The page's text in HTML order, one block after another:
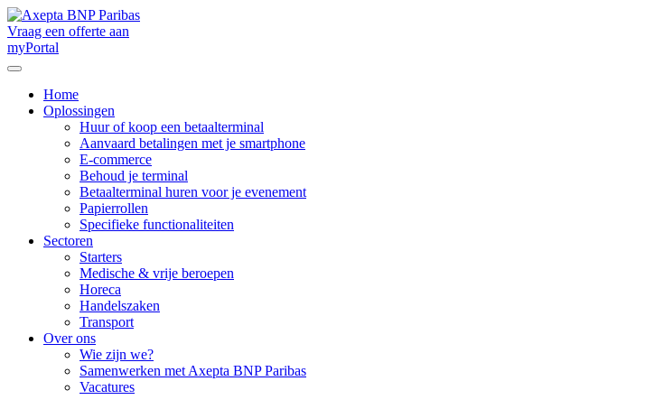
Vraag een offerte aan
myPortal
Home
Oplossingen
Huur of koop een betaalterminal
Aanvaard betalingen met je smartphone
E-commerce
Behoud je terminal
Betaalterminal huren voor je evenement
Papierrollen
Specifieke functionaliteiten​
Sectoren
Starters
Medische & vrije beroepen
Horeca
Handelszaken
Transport
Over ons
Wie zijn we?
Samenwerken met Axepta BNP Paribas
Vacatures